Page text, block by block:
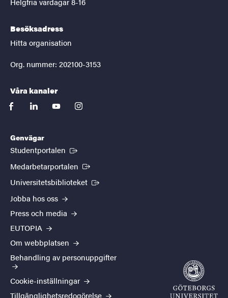
Besöksadress
Hitta organisation
Org. nummer: 202100-3153
Våra kanaler
facebooklinkedinyoutubeinstagram
Genvägar
Studentportalen (Extern länk)
Medarbetarportalen (Extern länk)
Universitetsbiblioteket (Extern länk)
Jobba hos oss
Press och media
EUTOPIA
Om webbplatsen
Behandling av personuppgifter
Cookie-inställningar
Tillgänglighetsredogörelse